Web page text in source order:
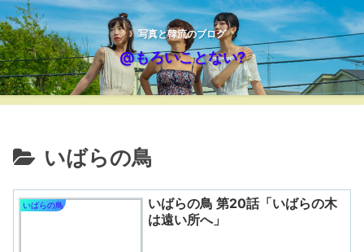
写真と韓流のブログ
@もろいことない?
いばらの鳥
いばらの鳥
いばらの鳥 第20話「いばらの木
は遠い所へ」